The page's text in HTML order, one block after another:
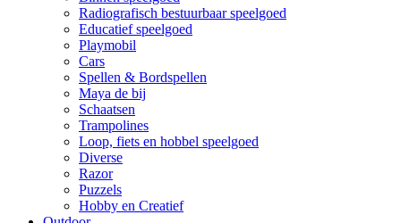
Radiografisch bestuurbaar speelgoed
Educatief speelgoed
Playmobil
Cars
Spellen & Bordspellen
Maya de bij
Schaatsen
Trampolines
Loop, fiets en hobbel speelgoed
Diverse
Razor
Puzzels
Hobby en Creatief